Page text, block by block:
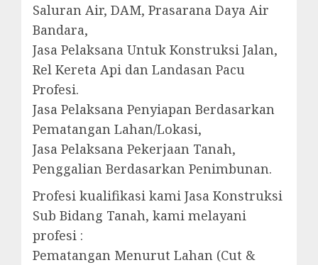
Saluran Air, DAM, Prasarana Daya Air
Bandara,
Jasa Pelaksana Untuk Konstruksi Jalan,
Rel Kereta Api dan Landasan Pacu
Profesi.
Jasa Pelaksana Penyiapan Berdasarkan
Pematangan Lahan/Lokasi,
Jasa Pelaksana Pekerjaan Tanah,
Penggalian Berdasarkan Penimbunan.
Profesi kualifikasi kami Jasa Konstruksi
Sub Bidang Tanah, kami melayani
profesi :
Pematangan Menurut Lahan (Cut &